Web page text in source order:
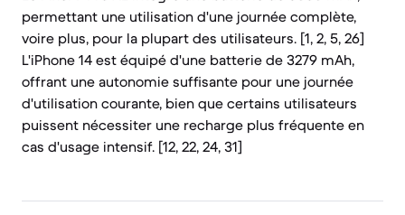
permettant une utilisation d'une journée complète,
voire plus, pour la plupart des utilisateurs. [1, 2, 5, 26]
L'iPhone 14 est équipé d'une batterie de 3279 mAh,
offrant une autonomie suffisante pour une journée
d'utilisation courante, bien que certains utilisateurs
puissent nécessiter une recharge plus fréquente en
cas d'usage intensif. [12, 22, 24, 31]